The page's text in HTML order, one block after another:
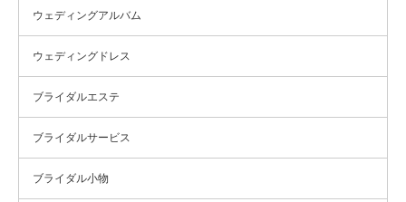
ウェディングアルバム
ウェディングドレス
ブライダルエステ
ブライダルサービス
ブライダル小物